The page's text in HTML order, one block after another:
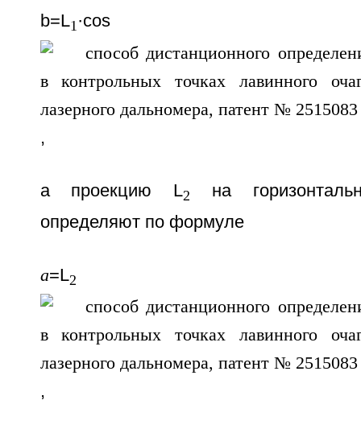
b=L1·cos
,
а проекцию L2
на
определяют по формуле
а=L2
,